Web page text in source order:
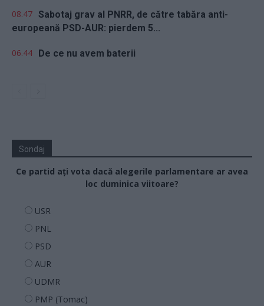
08.47 Sabotaj grav al PNRR, de către tabăra anti-
europeană PSD-AUR: pierdem 5...
06.44 De ce nu avem baterii
Sondaj
Ce partid ați vota dacă alegerile parlamentare ar avea
loc duminica viitoare?
USR
PNL
PSD
AUR
UDMR
PMP (Tomac)